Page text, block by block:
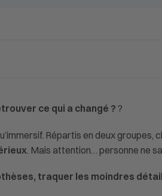
ce qui a changé ? ?
Répartis en deux
. Mais attention… personne ne
traquer les moindres